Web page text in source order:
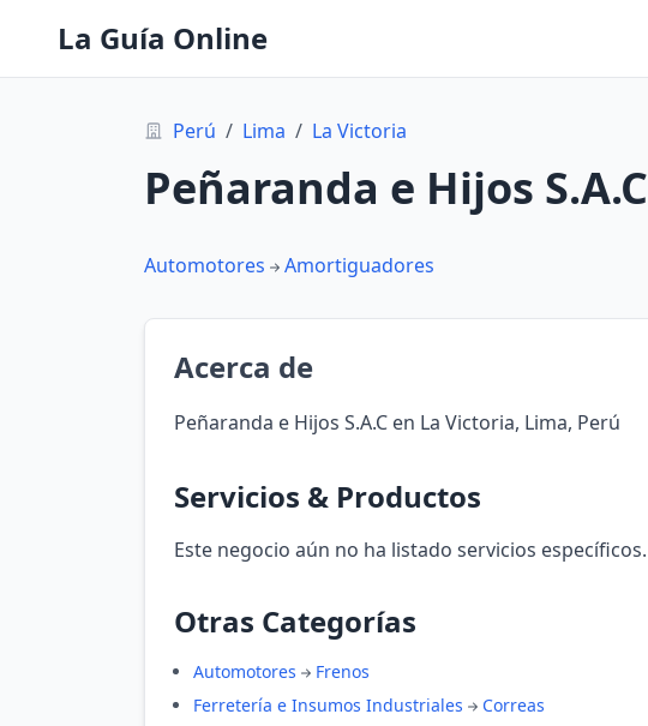
La Guía Online
Perú / Lima / La Victoria
Peñaranda e Hijos S.A.C
Automotores Amortiguadores
Acerca de
Peñaranda e Hijos S.A.C en La Victoria, Lima, Perú
Servicios & Productos
Este negocio aún no ha listado servicios específicos.
Otras Categorías
Automotores
Frenos
Ferretería e Insumos Industriales
Correas